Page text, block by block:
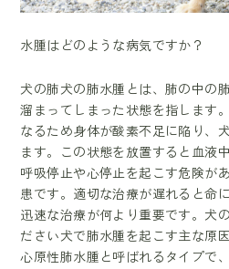
水腫はどのような病気ですか？
犬の肺犬の肺水腫とは、肺の中の
溜まってしまった状態を指します
なるため身体が酸素不足に陥り、
ます。この状態を放置すると血液
呼吸停止や心停止を起こす危険が
患です。適切な治療が遅れると命
迅速な治療が何より重要です。犬
ださい犬で肺水腫を起こす主な原
心原性肺水腫と呼ばれるタイプで